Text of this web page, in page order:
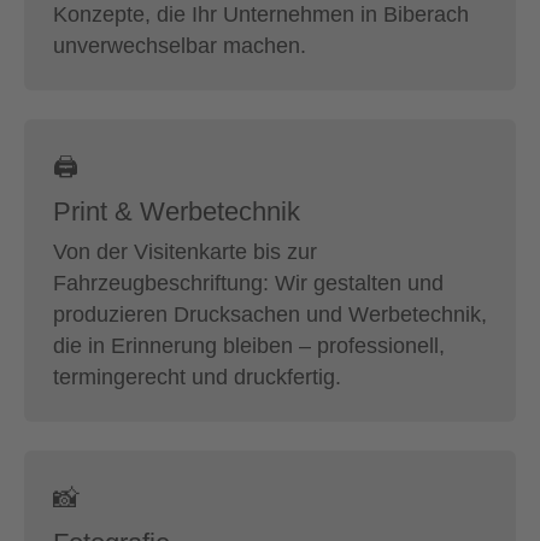
Konzepte, die Ihr Unternehmen in Biberach
unverwechselbar machen.
🖨
Print & Werbetechnik
Von der Visitenkarte bis zur
Fahrzeugbeschriftung: Wir gestalten und
produzieren Drucksachen und Werbetechnik,
die in Erinnerung bleiben – professionell,
termingerecht und druckfertig.
📸